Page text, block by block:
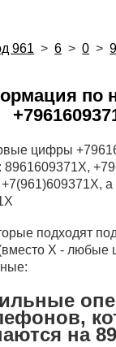
961 > 6 > 0 > 9
по
цифры
подходят
X -
на